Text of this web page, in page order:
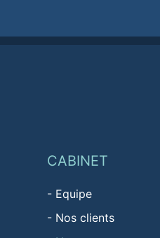
CABINET
- Equipe
- Nos clients